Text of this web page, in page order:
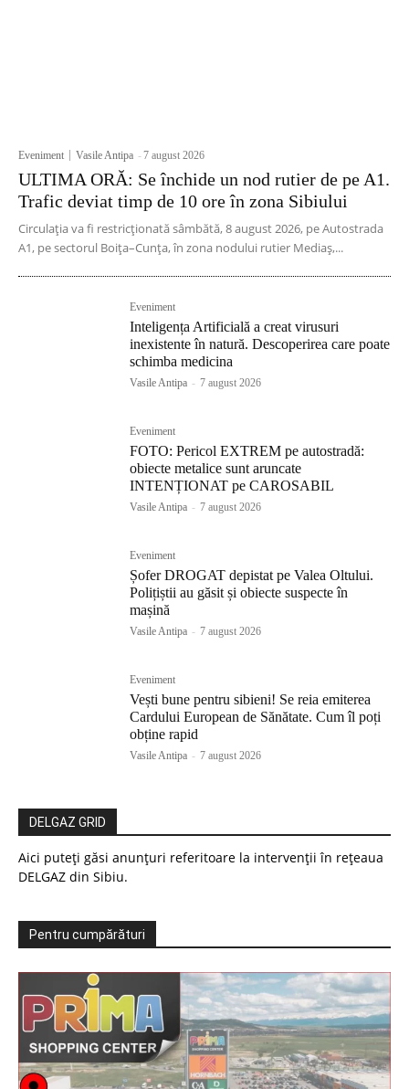
Eveniment Vasile Antipa -7 august 2026
ULTIMA ORĂ: Se închide un nod rutier de pe A1.
Trafic deviat timp de 10 ore în zona Sibiului
Circulația va fi restricționată sâmbătă, 8 august 2026, pe Autostrada
A1, pe sectorul Boița–Cunța, în zona nodului rutier Mediaș,...
Eveniment
Inteligența Artificială a creat virusuri
inexistente în natură. Descoperirea care poate
schimba medicina
Vasile Antipa - 7 august 2026
Eveniment
FOTO: Pericol EXTREM pe autostradă:
obiecte metalice sunt aruncate
INTENȚIONAT pe CAROSABIL
Vasile Antipa - 7 august 2026
Eveniment
Șofer DROGAT depistat pe Valea Oltului.
Polițiștii au găsit și obiecte suspecte în
mașină
Vasile Antipa - 7 august 2026
Eveniment
Vești bune pentru sibieni! Se reia emiterea
Cardului European de Sănătate. Cum îl poți
obține rapid
Vasile Antipa - 7 august 2026
DELGAZ GRID
Aici puteți găsi anunțuri referitoare la intervenții în rețeaua
DELGAZ din Sibiu.
Pentru cumpărături